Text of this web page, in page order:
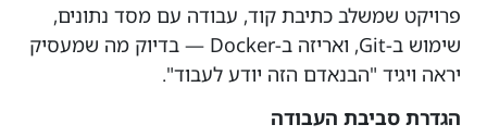
פרויקט שמשלב כתיבת קוד, עבודה עם מסד נתונים,
שימוש ב-Git, ואריזה ב-Docker — בדיוק מה שמעסיק
יראה ויגיד "הבנאדם הזה יודע לעבוד".
הגדרת סביבת העבודה